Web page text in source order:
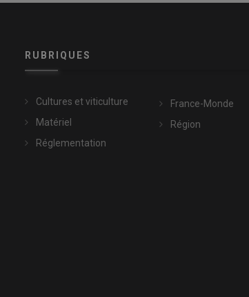
RUBRIQUES
Cultures et viticulture
Matériel
Réglementation
France-Monde
Région